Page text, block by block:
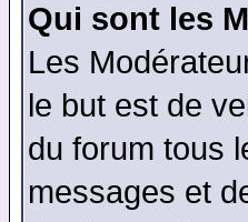
Qui sont les
Les
le but est de
du forum tous
messages et